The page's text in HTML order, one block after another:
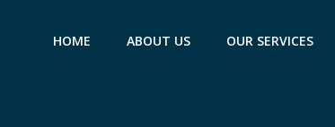
HOME ABOUT US OUR SERVICES